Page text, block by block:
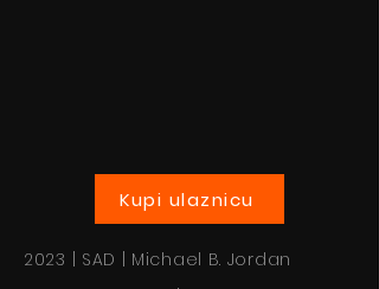
Kupi ulaznicu
2023 | SAD | Michael B. Jordan